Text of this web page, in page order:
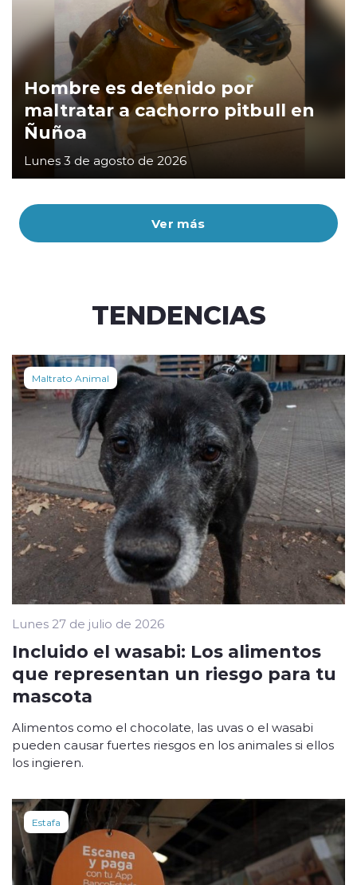
Ver más
Hombre es detenido por
maltratar a cachorro pitbull en
Ñuñoa
Lunes 3 de agosto de 2026
TENDENCIAS
Maltrato Animal
Lunes 27 de julio de 2026
Incluido el wasabi: Los alimentos
que representan un riesgo para tu
mascota
Alimentos como el chocolate, las uvas o el wasabi
pueden causar fuertes riesgos en los animales si ellos
los ingieren.
Estafa